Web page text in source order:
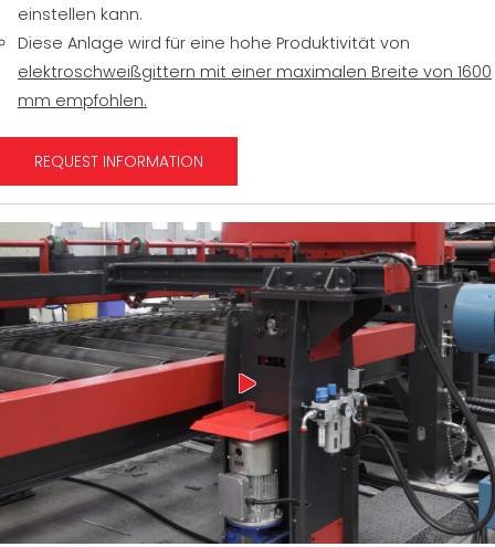
einstellen kann.
Diese Anlage wird für eine hohe Produktivität von
elektroschweißgittern mit einer maximalen Breite von 1600
mm empfohlen.
REQUEST INFORMATION